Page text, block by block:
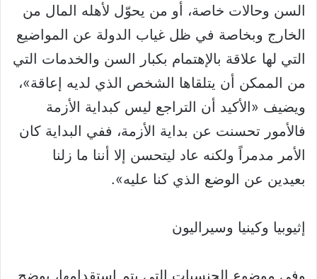
السن وحالات خاصة، أو من يحوّل لأهله المال من
الخارج وبخاصة في ظل غياب الدولة عن المواضيع
التي لها علاقة بالإهتمام بكبار السن والخدمات التي
من الممكن أن يتلقاها الشخص الذي لديه إعاقة»،
ويضيف «الأكيد أن التراجع ليس كبداية الأزمة
فالأمور تحسنت عن بداية الأزمة، ففي البداية كان
الأمر مدمراً ولكنه عاد ليتحسن إلا أننا ما زلنا
بعيدين عن الوضع الذي كنا عليه».
إثيوبيا وكينيا وسيراليون